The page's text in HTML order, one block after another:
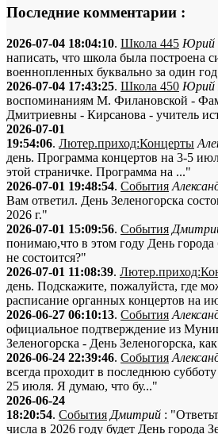
Последние комментарии :
2026-07-04 18:04:10. Школа 445 Юрий
написать, что школа была построена
военнопленных буквально за один
2026-07-04 17:43:25. Школа 450 Юрий
воспоминаниям М. Филановской -
Дмитриевны - Кирсанова - учитель
2026-07-01
19:54:06. Лютер.приход:Концерты
день. Программа концертов на 3-5
этой страничке. Программа на ..."
2026-07-01 19:48:54. События
Вам ответил. День Зеленогорска
2026 г."
2026-07-01 15:09:56. События
понимаю,что в этом году День
не состоится?"
2026-07-01 11:08:39.
день. Подскажите, пожалуйста, где
расписание органных концертов на
2026-06-27 06:10:13. События
официальное подтверждение из
Зеленогорска - День Зеленогорска,
2026-06-24 22:39:46. События
всегда проходит в последнюю
25 июля. Я думаю, что бу..."
2026-06-24
18:20:54. События Дмитрий :
числа в 2026 году будет День города